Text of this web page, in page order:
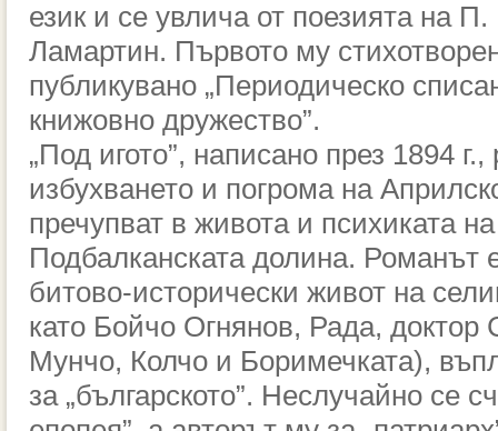
език и се увлича от поезията на
Ламартин. Първото му
публикувано „Периодическо
книжовно дружество”.
„Под игото”, написано през 1894 г.,
избухването и погрома на
пречупват в живота и психиката
Подбалканската долина. Романът
битово-исторически живот на
като Бойчо Огнянов, Рада,
Мунчо, Колчо и Боримечката),
за „българското”. Неслучайно се